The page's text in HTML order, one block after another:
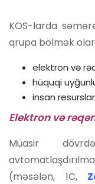
KOS-larda
qrupa bölmək
elektron və
hüquqi
insan
Elektron və
Müasir
(məsələn, 1C,